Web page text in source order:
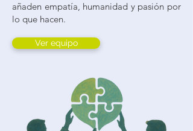
añaden empatía, humanidad y pasión por
lo que hacen.
Ver equipo